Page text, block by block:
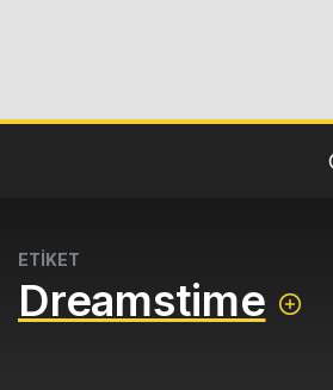
ETİKET
Dreamstime